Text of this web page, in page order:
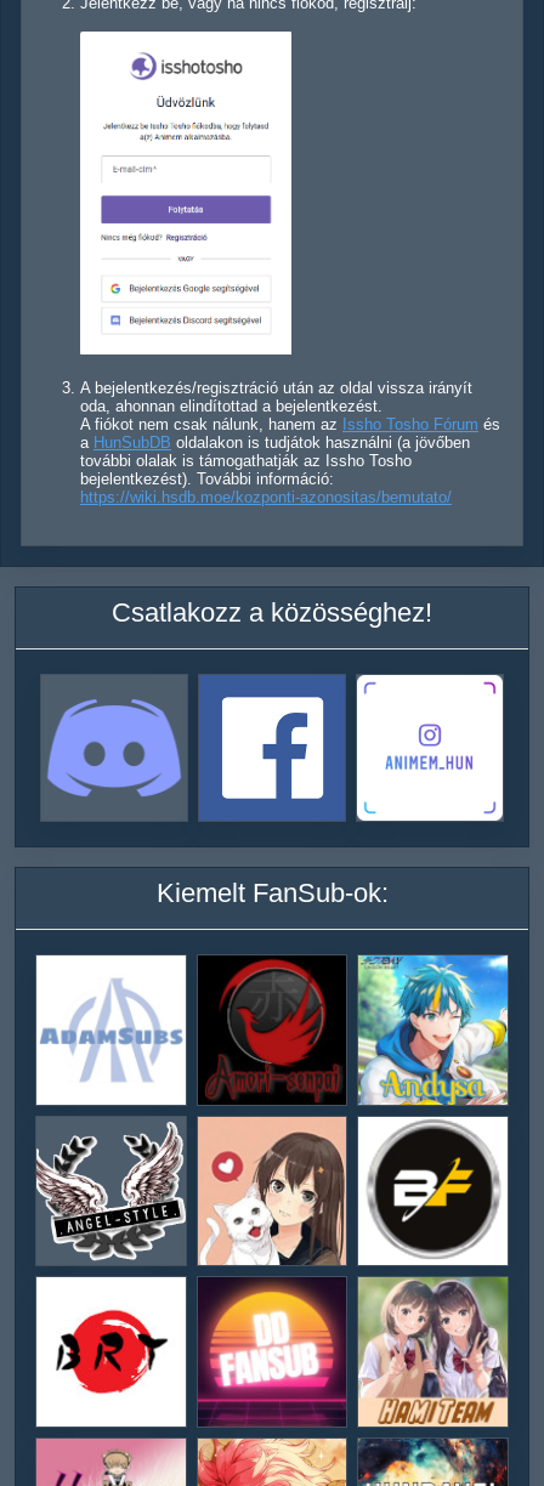
A bejelentkezés/regisztráció után az oldal vissza irányít
oda, ahonnan elindítottad a bejelentkezést.
A fiókot nem csak nálunk, hanem az Issho Tosho Fórum és
a HunSubDB oldalakon is tudjátok használni (a jövőben
további olalak is támogathatják az Issho Tosho
bejelentkezést). További információ:
https://wiki.hsdb.moe/kozponti-azonositas/bemutato/
Csatlakozz a közösséghez!
Kiemelt FanSub-ok: